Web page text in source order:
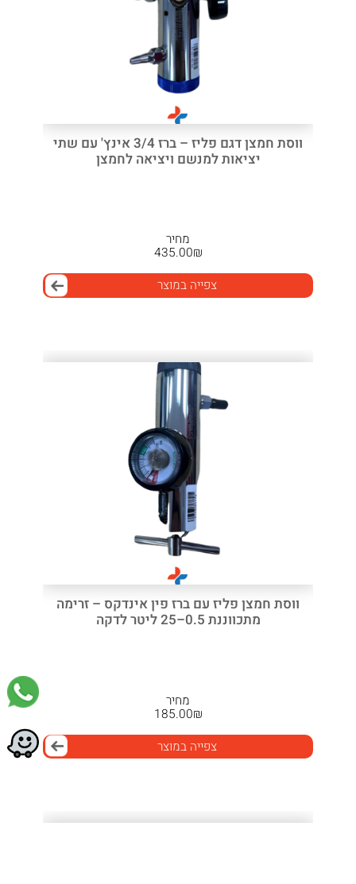
ווסת חמצן דגם פליז – ברז 3/4 אינץ' עם שתי
יציאות למנשם ויציאה לחמצן
מחיר
₪
435.00
צפייה במוצר
ווסת חמצן פליז עם ברז פין אינדקס – זרימה
מתכווננת 0.5–25 ליטר לדקה
מחיר
₪
185.00
צפייה במוצר